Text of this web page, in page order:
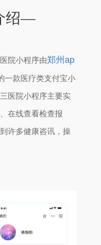
绍—
院小程序由郑州ap
一款医疗类支付宝小
医院小程序主要实
在线查看检查报
许多健康咨讯，操